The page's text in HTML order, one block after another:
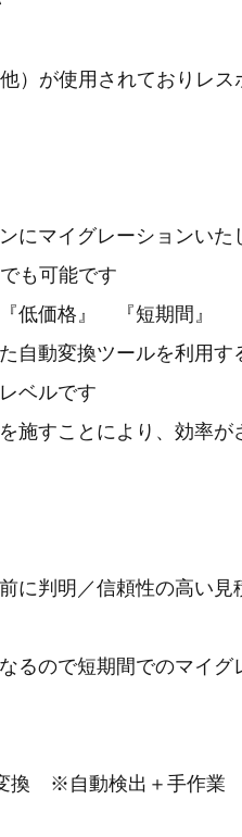
が使用されておりレス
にマイグレーションいた
も可能です
低価格』 『短期間』 『
動変換ツールを利用す
ベルです
すことにより、効率が
判明／信頼性の高い見
ので短期間でのマイグ
換 ※自動検出＋手作業